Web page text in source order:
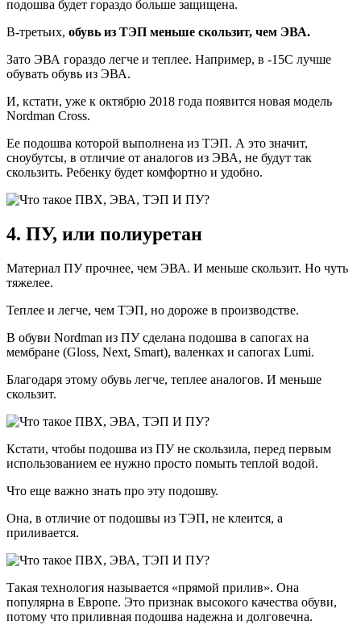
подошва будет гораздо больше защищена.
В-третьих, обувь из ТЭП меньше скользит, чем ЭВА.
Зато ЭВА гораздо легче и теплее. Например, в -15С лучше
обувать обувь из ЭВА.
И, кстати, уже к октябрю 2018 года появится новая модель
Nordman Cross.
Ее подошва которой выполнена из ТЭП. А это значит,
сноубутсы, в отличие от аналогов из ЭВА, не будут так
скользить. Ребенку будет комфортно и удобно.
4. ПУ, или полиуретан
Материал ПУ прочнее, чем ЭВА. И меньше скользит. Но чуть
тяжелее.
Теплее и легче, чем ТЭП, но дороже в производстве.
В обуви Nordman из ПУ сделана подошва в сапогах на
мембране (Gloss, Next, Smart), валенках и сапогах Lumi.
Благодаря этому обувь легче, теплее аналогов. И меньше
скользит.
Кстати, чтобы подошва из ПУ не скользила, перед первым
использованием ее нужно просто помыть теплой водой.
Что еще важно знать про эту подошву.
Она, в отличие от подошвы из ТЭП, не клеится, а
приливается.
Такая технология называется «прямой прилив». Она
популярна в Европе. Это признак высокого качества обуви,
потому что приливная подошва надежна и долговечна.